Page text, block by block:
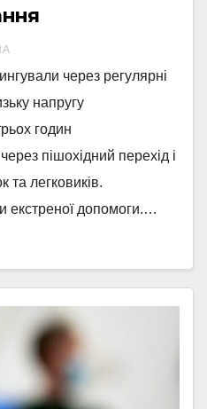
через регулярні
напругу
годин
пішохідний перехід і
та легковиків.
екстреної допомоги.…